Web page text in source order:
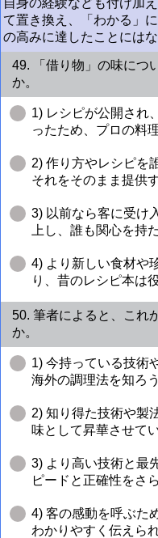
て置き換え、「わかる」
の高みに達したことにはな
49. 「借り物」の味につ
か。
1) レシピが公開され
ったため、プロの料
2) 作り方やレシピを
それをそのまま提供
3) 以前なら客に受け
上し、誰も関心を持
4) より新しい食材や
り、昔のレシピ本は
50. 筆者によると、これ
か。
1) 今持っている技術
海外の調理法を知ろ
2) 知り得た技術や製
味として昇華させて
3) より高い技術と最
ピードと正確性をさ
4) 客の感動を呼ぶた
わかりやすく伝えら